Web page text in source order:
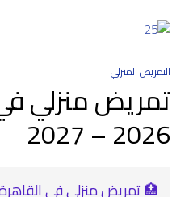
التمريض المنزلي
تمريض منزلي
2026 – 2027